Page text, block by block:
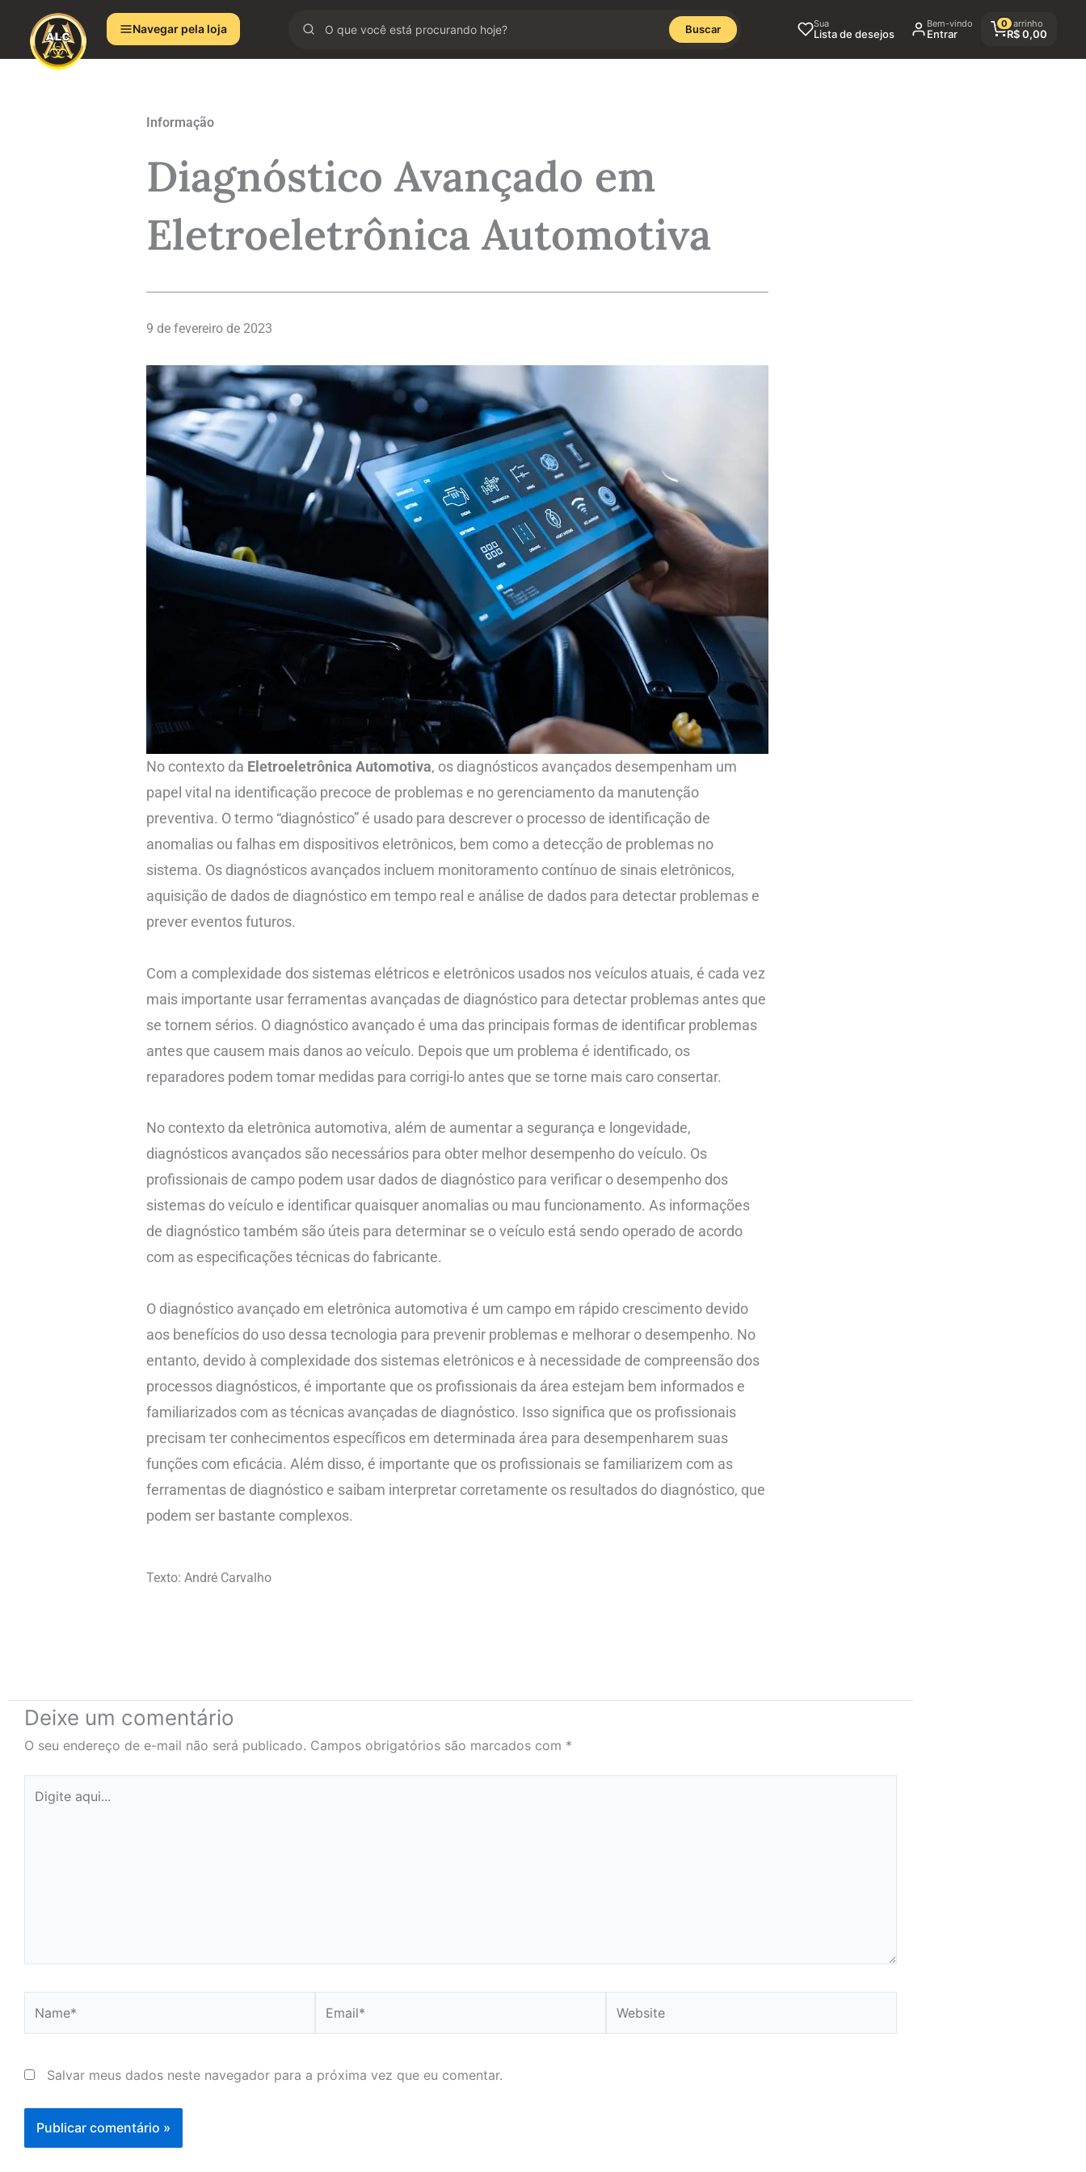
conteúdo
Navegar pela loja Buscar Sua
Lista de desejos
Bem-vindo
Entrar
0 Carrinho
R$0,00
Informação
Diagnóstico Avançado em
Eletroeletrônica Automotiva
9 de fevereiro de 2023
No contexto da Eletroeletrônica Automotiva, os diagnósticos avançados desempenham um
papel vital na identificação precoce de problemas e no gerenciamento da manutenção
preventiva. O termo “diagnóstico” é usado para descrever o processo de identificação de
anomalias ou falhas em dispositivos eletrônicos, bem como a detecção de problemas no
sistema. Os diagnósticos avançados incluem monitoramento contínuo de sinais eletrônicos,
aquisição de dados de diagnóstico em tempo real e análise de dados para detectar problemas e
prever eventos futuros.
Com a complexidade dos sistemas elétricos e eletrônicos usados ​​nos veículos atuais, é cada vez
mais importante usar ferramentas avançadas de diagnóstico para detectar problemas antes que
se tornem sérios. O diagnóstico avançado é uma das principais formas de identificar problemas
antes que causem mais danos ao veículo. Depois que um problema é identificado, os
reparadores podem tomar medidas para corrigi-lo antes que se torne mais caro consertar.
No contexto da eletrônica automotiva, além de aumentar a segurança e longevidade,
diagnósticos avançados são necessários para obter melhor desempenho do veículo. Os
profissionais de campo podem usar dados de diagnóstico para verificar o desempenho dos
sistemas do veículo e identificar quaisquer anomalias ou mau funcionamento. As informações
de diagnóstico também são úteis para determinar se o veículo está sendo operado de acordo
com as especificações técnicas do fabricante.
O diagnóstico avançado em eletrônica automotiva é um campo em rápido crescimento devido
aos benefícios do uso dessa tecnologia para prevenir problemas e melhorar o desempenho. No
entanto, devido à complexidade dos sistemas eletrônicos e à necessidade de compreensão dos
processos diagnósticos, é importante que os profissionais da área estejam bem informados e
familiarizados com as técnicas avançadas de diagnóstico. Isso significa que os profissionais
precisam ter conhecimentos específicos em determinada área para desempenharem suas
funções com eficácia. Além disso, é importante que os profissionais se familiarizem com as
ferramentas de diagnóstico e saibam interpretar corretamente os resultados do diagnóstico, que
podem ser bastante complexos.
Texto: André Carvalho
Deixe um comentário
O seu endereço de e-mail não será publicado. Campos obrigatórios são marcados com *
aqui...
Salvar meus dados neste navegador para a próxima vez que eu comentar.